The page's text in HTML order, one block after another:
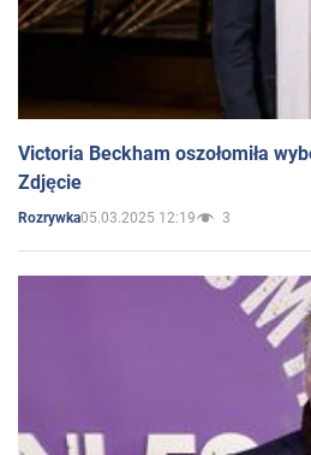
Victoria Beckham oszołomiła
Zdjęcie
Rozrywka05.03.2025 12:19 3